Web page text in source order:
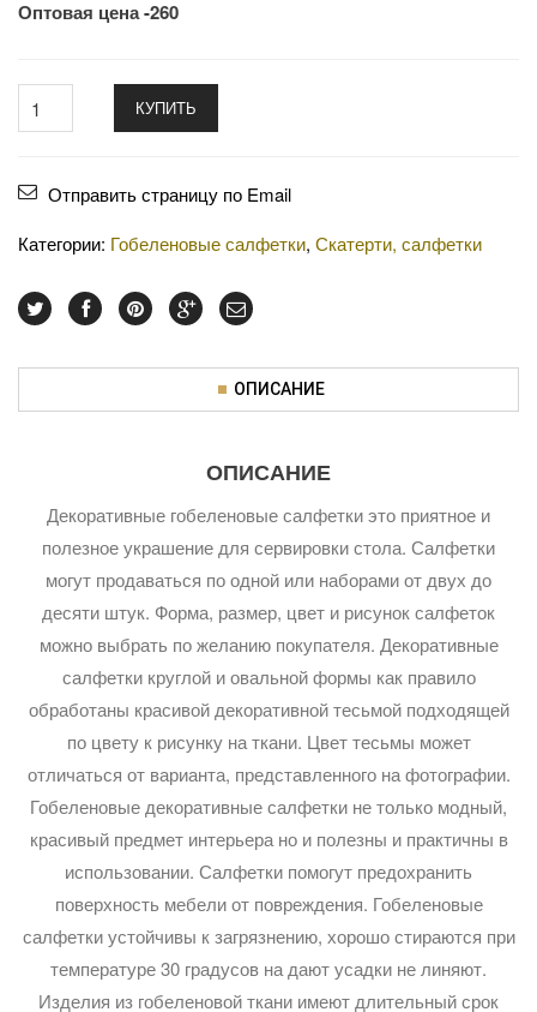
Оптовая цена -260
КУПИТЬ
Отправить страницу по Email
Категории: Гобеленовые салфетки, Скатерти, салфетки
ОПИСАНИЕ
ОПИСАНИЕ
Декоративные гобеленовые салфетки это приятное и
полезное украшение для сервировки стола. Салфетки
могут продаваться по одной или наборами от двух до
десяти штук. Форма, размер, цвет и рисунок салфеток
можно выбрать по желанию покупателя. Декоративные
салфетки круглой и овальной формы как правило
обработаны красивой декоративной тесьмой подходящей
по цвету к рисунку на ткани. Цвет тесьмы может
отличаться от варианта, представленного на фотографии.
Гобеленовые декоративные салфетки не только модный,
красивый предмет интерьера но и полезны и практичны в
использовании. Салфетки помогут предохранить
поверхность мебели от повреждения. Гобеленовые
салфетки устойчивы к загрязнению, хорошо стираются при
температуре 30 градусов на дают усадки не линяют.
Изделия из гобеленовой ткани имеют длительный срок